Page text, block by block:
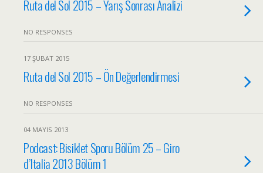
Ruta del Sol 2015 – Yarış Sonrası Analizi
NO RESPONSES
17 ŞUBAT 2015
Ruta del Sol 2015 – Ön Değerlendirmesi
NO RESPONSES
04 MAYIS 2013
Podcast: Bisiklet Sporu Bölüm 25 – Giro
d’Italia 2013 Bölüm 1